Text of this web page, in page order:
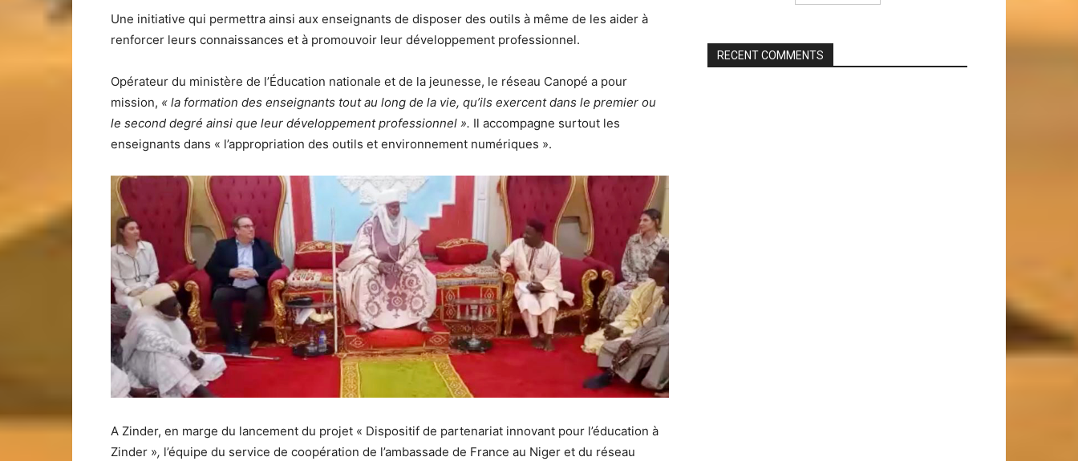
Une initiative qui permettra ainsi aux enseignants de disposer des outils à même de les aider à
renforcer leurs connaissances et à promouvoir leur développement professionnel.
Opérateur du ministère de l’Éducation nationale et de la jeunesse, le réseau Canopé a pour
mission, « la formation des enseignants tout au long de la vie, qu’ils exercent dans le premier ou
le second degré ainsi que leur développement professionnel ». Il accompagne surtout les
enseignants dans « l’appropriation des outils et environnement numériques ».
A Zinder, en marge du lancement du projet « Dispositif de partenariat innovant pour l’éducation à
Zinder », l’équipe du service de coopération de l’ambassade de France au Niger et du réseau
RECENT COMMENTS